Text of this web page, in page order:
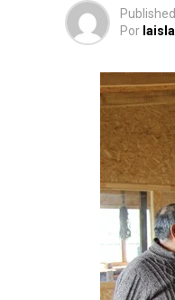
Published
Por laisla